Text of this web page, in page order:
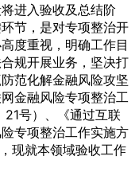
进入验收及总结阶
节，是对专项整治开
度重视，明确工作目
规开展业务，坚决打
范化解金融风险攻坚
金融风险专项整治工
号）、《通过互联
专项整治工作实施方
现就本领域验收工作